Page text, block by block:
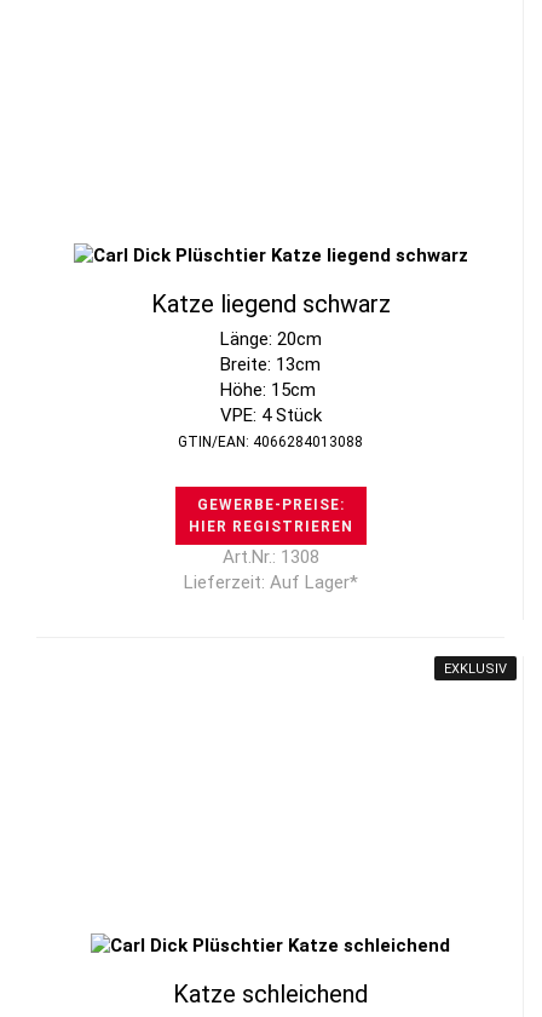
Katze liegend schwarz
Länge: 20cm
Breite: 13cm
Höhe: 15cm
VPE: 4 Stück
GTIN/EAN: 4066284013088
GEWERBE-PREISE:
HIER REGISTRIEREN
Art.Nr.: 1308
Lieferzeit: Auf Lager*
EXKLUSIV
Katze schleichend